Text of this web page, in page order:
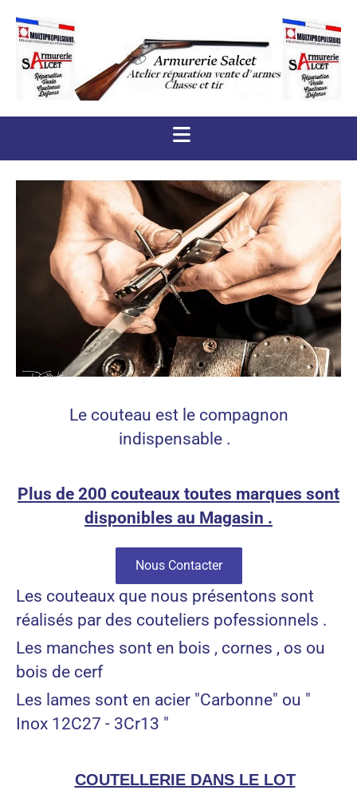
Le couteau est le compagnon
indispensable .
Plus de 200 couteaux toutes marques sont
disponibles au Magasin .
Nous Contacter
Les couteaux que nous présentons sont
réalisés par des couteliers pofessionnels .
Les manches sont en bois , cornes , os ou
bois de cerf
Les lames sont en acier "Carbonne" ou "
Inox 12C27 - 3Cr13 "
COUTELLERIE DANS LE LOT